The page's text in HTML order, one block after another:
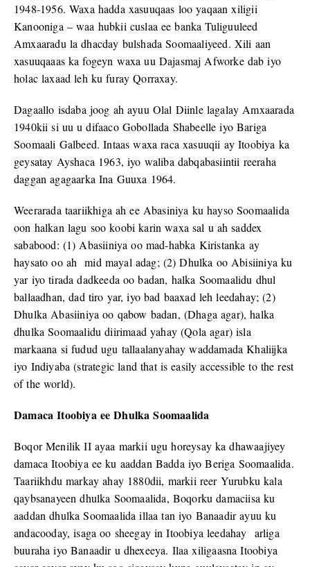
1948-1956. Waxa hadda xasuuqaas loo yaqaan xiligii
Kanooniga – waa hubkii cuslaa ee banka Tuliguuleed
Amxaaradu la dhacday bulshada Soomaaliyeed. Xili aan
xasuuqaaas ka fogeyn waxa uu Dajasmaj Afworke dab iyo
holac laxaad leh ku furay Qorraxay.
Dagaallo isdaba joog ah ayuu Olal Diinle lagalay Amxaarada
1940kii si uu u difaaco Gobollada Shabeelle iyo Bariga
Soomaali Galbeed. Intaas waxa raca xasuuqii ay Itoobiya ka
geysatay Ayshaca 1963, iyo waliba dabqabasiintii reeraha
daggan agagaarka Ina Guuxa 1964.
Weerarada taariikhiga ah ee Abasiniya ku hayso Soomaalida
oon halkan lagu soo koobi karin waxa sal u ah saddex
sababood: (1) Abasiiniya oo mad-habka Kiristanka ay
haysato oo ah mid mayal adag; (2) Dhulka oo Abisiiniya ku
yar iyo tirada dadkeeda oo badan, halka Soomaalidu dhul
ballaadhan, dad tiro yar, iyo bad baaxad leh leedahay; (2)
Dhulka Abasiiniya oo qabow badan, (Dhaga agar), halka
dhulka Soomaalidu diirimaad yahay (Qola agar) isla
markaana si fudud ugu tallaalanyahay waddamada Khaliijka
iyo Indiyaba (strategic land that is easily accessible to the rest
of the world).
Damaca Itoobiya ee Dhulka Soomaalida
Boqor Menilik II ayaa markii ugu horeysay ka dhawaajiyey
damaca Itoobiya ee ku aaddan Badda iyo Beriga Soomaalida.
Taariikhdu markay ahay 1880dii, markii reer Yurubku kala
qaybsanayeen dhulka Soomaalida, Boqorku damaciisa ku
aaddan dhulka Soomaalida illaa tan iyo Banaadir ayuu ku
andacooday, isaga oo sheegay in Itoobiya leedahay arliga
buuraha iyo Banaadir u dhexeeya. Ilaa xiligaasna Itoobiya